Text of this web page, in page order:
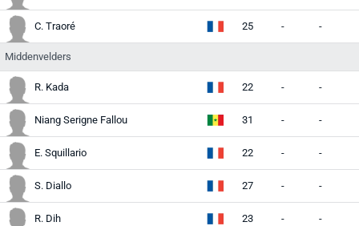
C. Traoré 25 - -
Middenvelders
R. Kada 22 - -
Niang Serigne Fallou 31 - -
E. Squillario 22 - -
S. Diallo 27 - -
R. Dih 23 - -